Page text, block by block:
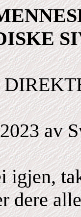
av
igjen,
dere